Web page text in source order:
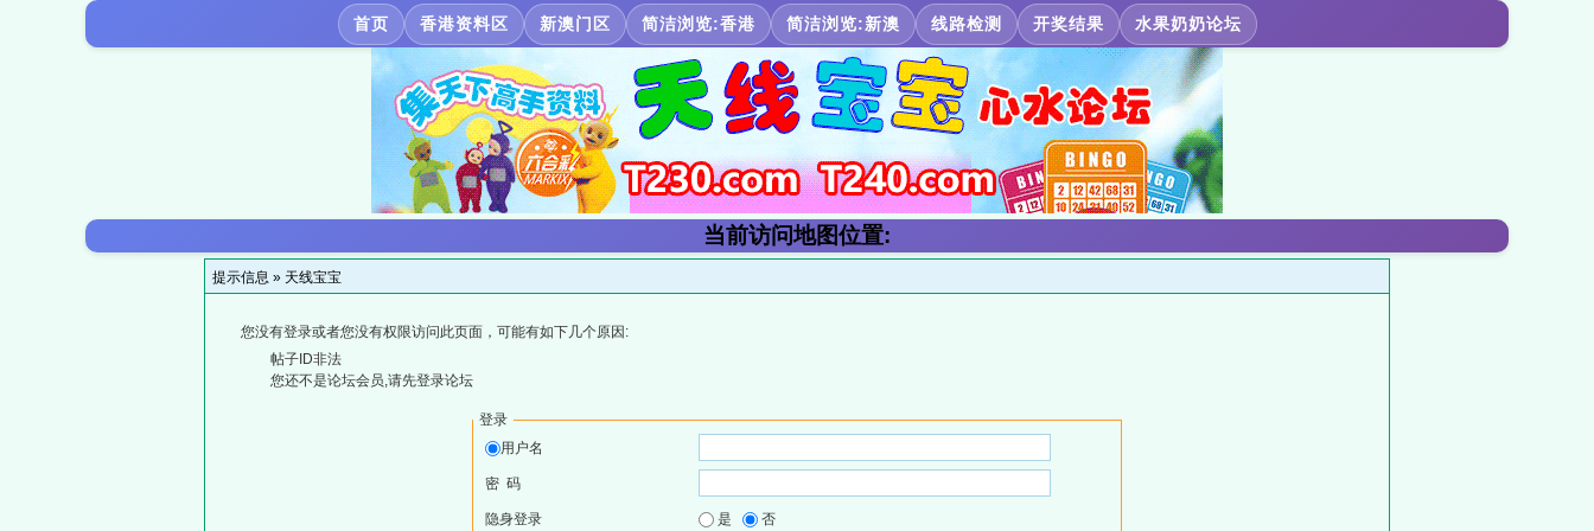
首页 香港资料区 新澳门区 简洁浏览:香港 简洁浏览:新澳 线路检测 开奖结果 水果奶奶论坛
当前访问地图位置:
提示信息 » 天线宝宝
您没有登录或者您没有权限访问此页面，可能有如下几个原因:
帖子ID非法
您还不是论坛会员,请先登录论坛
登录
用户名
密 码
隐身登录 是 否